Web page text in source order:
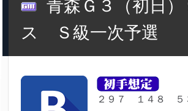
青森Ｇ３（初日）
ス Ｓ級一次予選
２９７ １４８ ５